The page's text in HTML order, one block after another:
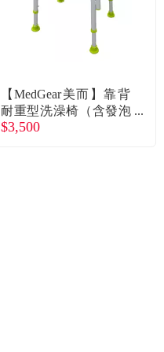
【MedGear美而】靠背
耐重型洗澡椅（含發泡
扶手）蘋果綠（廠商直
$3,500